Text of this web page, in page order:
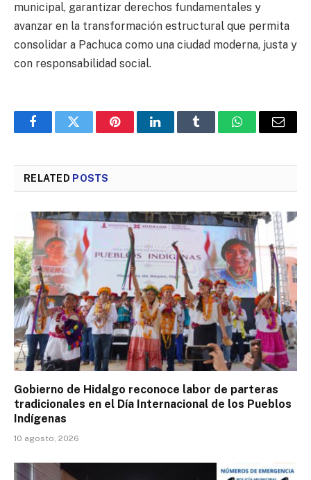
municipal, garantizar derechos fundamentales y
avanzar en la transformación estructural que permita
consolidar a Pachuca como una ciudad moderna, justa y
con responsabilidad social.
FacebookTwitter PinterestLinkedInTumblr WhatsAppEmail
RELATED POSTS
Gobierno de Hidalgo reconoce labor de parteras
tradicionales en el Día Internacional de los Pueblos
Indígenas
10 agosto, 2026